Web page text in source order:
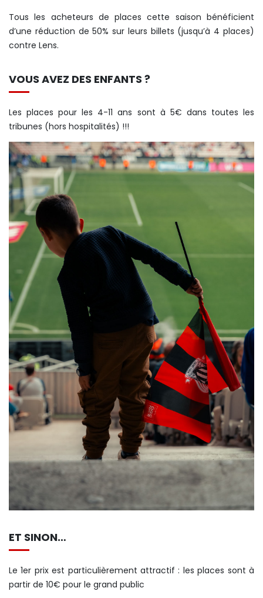
Tous les acheteurs de places cette saison bénéficient
d’une réduction de 50% sur leurs billets (jusqu’à 4 places)
contre Lens.
VOUS AVEZ DES ENFANTS ?
Les places pour les 4-11 ans sont à 5€ dans toutes les
tribunes (hors hospitalités) !!!
ET SINON…
Le 1er prix est particulièrement attractif : les places sont à
partir de 10€ pour le grand public